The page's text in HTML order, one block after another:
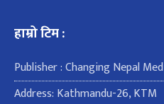
हाम्रो टिम :
Publisher : Changing Nepal
Address: Kathmandu-26, KTM